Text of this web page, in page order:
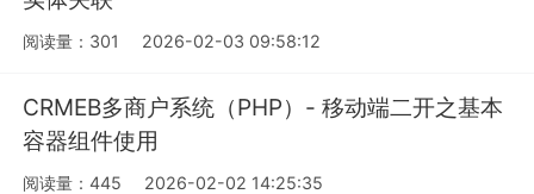
阅读量：301 2026-02-03 09:58:12
CRMEB多商户系统（PHP）- 移动端二开之基本
容器组件使用
阅读量：445 2026-02-02 14:25:35